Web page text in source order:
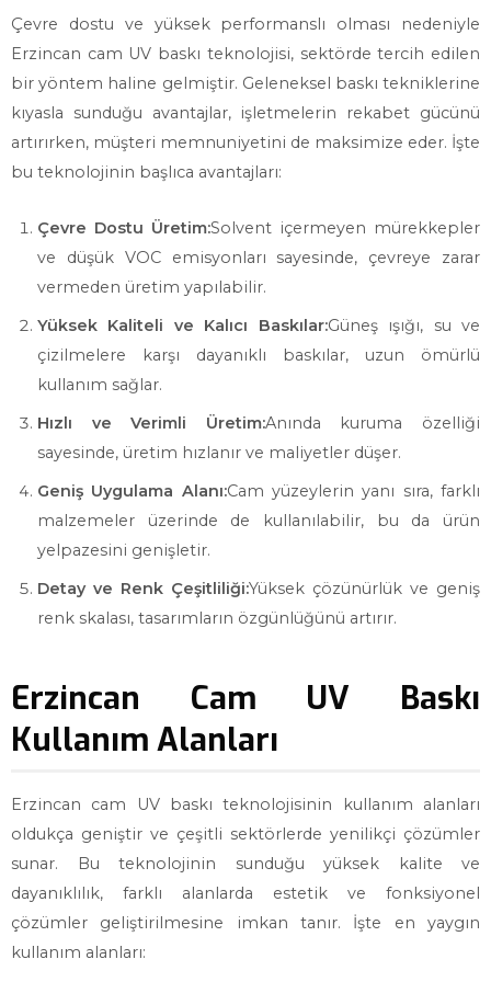
Çevre dostu ve yüksek performanslı olması nedeniyle
Erzincan cam UV baskı teknolojisi, sektörde tercih edilen
bir yöntem haline gelmiştir. Geleneksel baskı tekniklerine
kıyasla sunduğu avantajlar, işletmelerin rekabet gücünü
artırırken, müşteri memnuniyetini de maksimize eder. İşte
bu teknolojinin başlıca avantajları:
Çevre Dostu Üretim:Solvent içermeyen mürekkepler
ve düşük VOC emisyonları sayesinde, çevreye zarar
vermeden üretim yapılabilir.
Yüksek Kaliteli ve Kalıcı Baskılar:Güneş ışığı, su ve
çizilmelere karşı dayanıklı baskılar, uzun ömürlü
kullanım sağlar.
Hızlı ve Verimli Üretim:Anında kuruma özelliği
sayesinde, üretim hızlanır ve maliyetler düşer.
Geniş Uygulama Alanı:Cam yüzeylerin yanı sıra, farklı
malzemeler üzerinde de kullanılabilir, bu da ürün
yelpazesini genişletir.
Detay ve Renk Çeşitliliği:Yüksek çözünürlük ve geniş
renk skalası, tasarımların özgünlüğünü artırır.
Erzincan Cam UV Baskı
Kullanım Alanları
Erzincan cam UV baskı teknolojisinin kullanım alanları
oldukça geniştir ve çeşitli sektörlerde yenilikçi çözümler
sunar. Bu teknolojinin sunduğu yüksek kalite ve
dayanıklılık, farklı alanlarda estetik ve fonksiyonel
çözümler geliştirilmesine imkan tanır. İşte en yaygın
kullanım alanları: